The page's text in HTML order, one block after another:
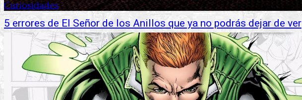
Curiosidades
5 errores de El Señor de los Anillos que ya no podrás dejar de ver